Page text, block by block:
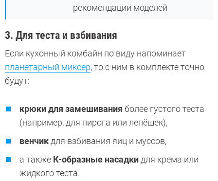
рекомендации моделей
3. Для теста и взбивания
Если кухонный комбайн по виду напоминает
планетарный миксер, то с ним в комплекте точно
будут:
крюки для замешивания более густого теста
(например, для пирога или лепёшек),
венчикдля взбивания яиц и муссов,
а также К-образные насадкидля крема или
жидкого теста.